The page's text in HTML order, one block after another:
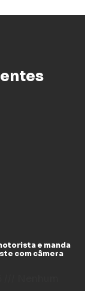
e manda
com câmera